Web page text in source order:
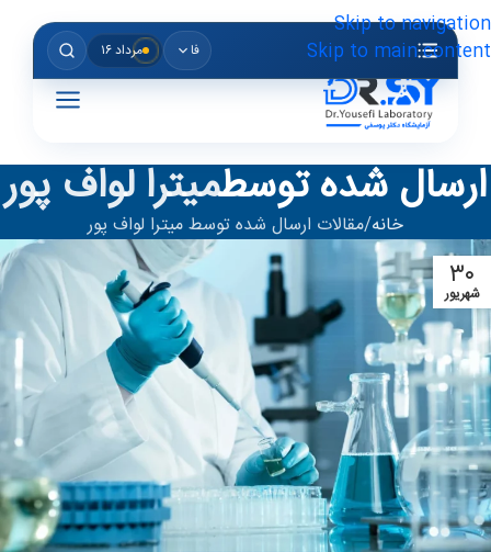
Skip to navigation
Skip to main content
فا مرداد ۱۶
ارسال شده توسطمیترا لواف پور
خانه مقالات ارسال شده توسط میترا لواف پور
۳۰
شهریور